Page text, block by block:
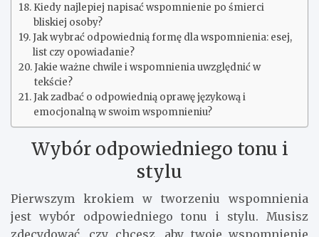
Kiedy najlepiej napisać wspomnienie po śmierci
bliskiej osoby?
Jak wybrać odpowiednią formę dla wspomnienia: esej,
list czy opowiadanie?
Jakie ważne chwile i wspomnienia uwzględnić w
tekście?
Jak zadbać o odpowiednią oprawę językową i
emocjonalną w swoim wspomnieniu?
Wybór odpowiedniego tonu i
stylu
Pierwszym krokiem w tworzeniu wspomnienia
jest wybór odpowiedniego tonu i stylu. Musisz